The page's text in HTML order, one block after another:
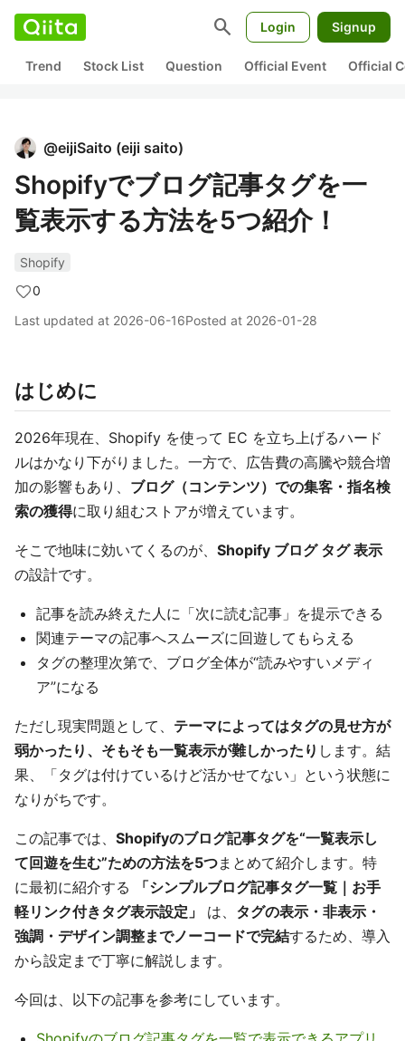
search Login Signup
Trend Stock List Question Official Event Official
@eijiSaito (eiji saito)
Shopifyでブログ記事タグを一
覧表示する方法を5つ紹介！
Shopify
0
Last updated at 2026-06-16Posted at 2026-01-28
はじめに
2026年現在、Shopify を使って EC を立ち上げるハード
ルはかなり下がりました。一方で、広告費の高騰や競合増
加の影響もあり、 ブログ（コンテンツ）での集客・指名検
索の獲得に取り組むストアが増えています。
そこで地味に効いてくるのが、 Shopify ブログ タグ 表示
の設計です。
記事を読み終えた人に「次に読む記事」を提示できる
関連テーマの記事へスムーズに回遊してもらえる
タグの整理次第で、ブログ全体が“読みやすいメディ
ア”になる
ただし現実問題として、 テーマによってはタグの見せ方が
弱かったり、そもそも一覧表示が難しかったり します。結
果、「タグは付けているけど活かせてない」という状態に
なりがちです。
この記事では、 Shopifyのブログ記事タグを“一覧表示し
て回遊を生む”ための方法を5つまとめて紹介します。特
に最初に紹介する
「シンプルブログ記事タグ一覧｜お手
軽リンク付きタグ表示設定」
は、 タグの表示・非表示・
強調・デザイン調整までノーコードで完結するため、導入
から設定まで丁寧に解説します。
今回は、以下の記事を参考にしています。